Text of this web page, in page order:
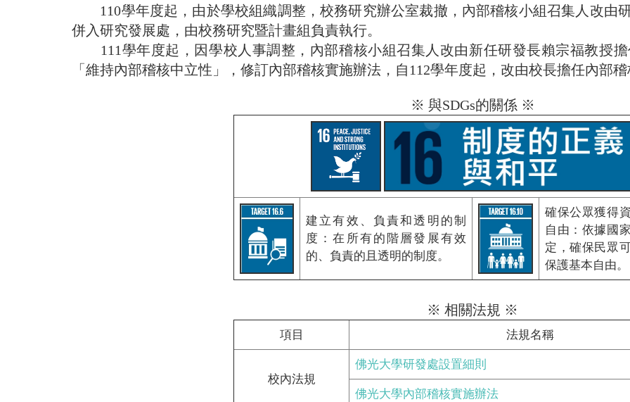
110學年度起，由於學校組織調整，校務研究辦公室裁撤，內部稽核小組召集人改由
併入研究發展處，由校務研究暨計畫組負責執行。
111學年度起，因學校人事調整，內部稽核小組召集人改由新任研發長賴宗福教授
「維持內部稽核中立性」，修訂內部稽核實施辦法，自112學年度起，改由校長擔任內部
※ 與SDGs的關係 ※
建立有效、負責和透明的制
度：在所有的階層發展有效
的、負責的且透明的制度。
確保公眾獲得
自由：依據國
定，確保民眾
保護基本自由。
※ 相關法規 ※
項目 法規名稱
校內法規
佛光大學研發處設置細則
佛光大學內部稽核實施辦法